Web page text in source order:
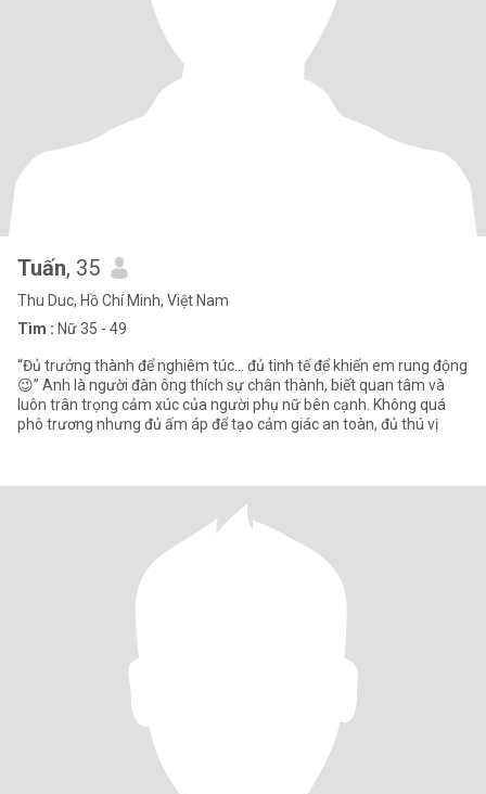
Tuấn, 35
Thu Duc, Hồ Chí Minh, Việt Nam
Tìm : Nữ 35 - 49
“Đủ trưởng thành để nghiêm túc… đủ tinh tế để khiến em rung động
😉” Anh là người đàn ông thích sự chân thành, biết quan tâm và
luôn trân trọng cảm xúc của người phụ nữ bên cạnh. Không quá
phô trương nhưng đủ ấm áp để tạo cảm giác an toàn, đủ thú vị